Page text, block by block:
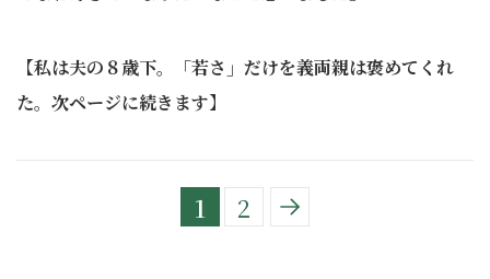
【私は夫の８歳下。「若さ」だけを義両親は褒めてくれ
た。次ページに続きます】
1 2